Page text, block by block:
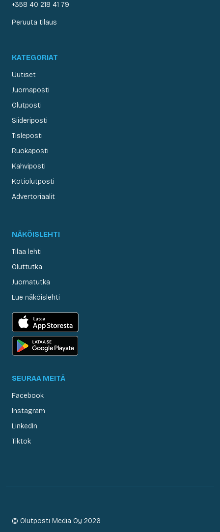
+358 40 218 41 79
Peruuta tilaus
KATEGORIAT
Uutiset
Juomaposti
Olutposti
Siideriposti
Tisleposti
Ruokaposti
Kahviposti
Kotiolutposti
Advertoriaalit
NÄKÖISLEHTI
Tilaa lehti
Oluttutka
Juomatutka
Lue näköislehti
SEURAA MEITÄ
Facebook
Instagram
LinkedIn
Tiktok
© Olutposti Media Oy 2026